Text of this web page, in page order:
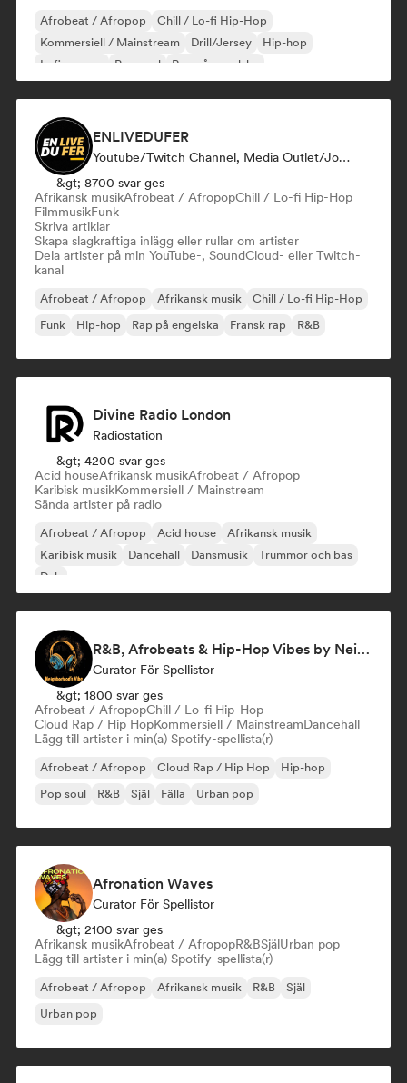
Afrobeat / Afropop
Chill / Lo-fi Hip-Hop
Kommersiell / Mainstream
Drill/Jersey
Hip-hop
Lofi sovrum
Pop soul Rap på engelska
ENLIVEDUFER
Youtube/Twitch Channel, Media Outlet/Journalist, Influencer I Sociala Medier
&gt; 8700 svar ges
Afrikansk musikAfrobeat / AfropopChill / Lo-fi Hip-Hop
FilmmusikFunk
Skriva artiklar
Skapa slagkraftiga inlägg eller rullar om artister
Dela artister på min YouTube-, SoundCloud- eller Twitch-
kanal
Afrobeat / Afropop Afrikansk musik
Chill / Lo-fi Hip-Hop
Funk
Hip-hop Rap på engelska Fransk rap R&B
Divine Radio London
Radiostation
&gt; 4200 svar ges
Acid houseAfrikansk musikAfrobeat / Afropop
Karibisk musikKommersiell / Mainstream
Sända artister på radio
Afrobeat / Afropop Acid house
Afrikansk musik
Karibisk musik
Dancehall Dansmusik
Trummor och bas
Dub
R&B, Afrobeats & Hip-Hop Vibes by Neighborhood's Vibe
Curator För Spellistor
&gt; 1800 svar ges
Afrobeat / AfropopChill / Lo-fi Hip-Hop
Cloud Rap / Hip HopKommersiell / MainstreamDancehall
Lägg till artister i min(a) Spotify-spellista(r)
Afrobeat / Afropop Cloud Rap / Hip Hop
Hip-hop
Pop soul
R&B Själ Fälla Urban pop
Afronation Waves
Curator För Spellistor
&gt; 2100 svar ges
Afrikansk musikAfrobeat / AfropopR&BSjälUrban pop
Lägg till artister i min(a) Spotify-spellista(r)
Afrobeat / Afropop Afrikansk musik R&B
Själ
Urban pop